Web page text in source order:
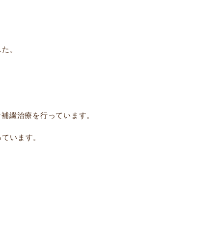
。
綴治療を行っています。
います。